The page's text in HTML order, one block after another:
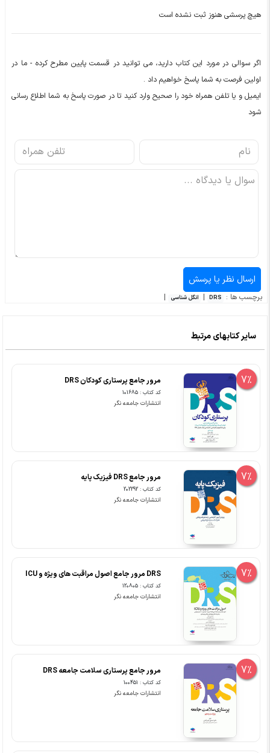
هیچ پرسشی هنوز ثبت نشده است
اگر سوالی در مورد این کتاب دارید، می توانید در قسمت پایین مطرح کرده - ما در
اولین فرصت به شما پاسخ خواهیم داد .
ایمیل و یا تلفن همراه خود را صحیح وارد کنید تا در صورت پاسخ به شما اطلاع رسانی
شود
برچسب ها : DRS
| انگل شناسی |
سایر کتابهای مرتبط
7% مرور جامع پرستاری کودکان DRS
کد کتاب : 101685
انتشارات جامعه نگر
7% مرور جامع DRS فیزیک پایه
کد کتاب : 202292
انتشارات جامعه نگر
7% DRS مرور جامع اصول مراقبت های ویژه و ICU
کد کتاب : 120805
انتشارات جامعه نگر
7% مرور جامع پرستاری سلامت جامعه DRS
کد کتاب : 100451
انتشارات جامعه نگر